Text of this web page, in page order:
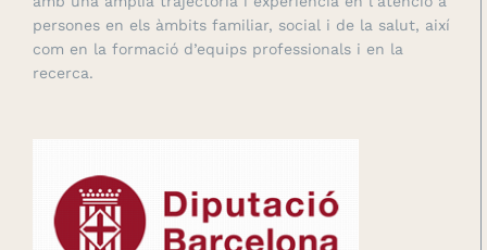
persones en els àmbits familiar, social i de la salut, així
com en la formació d’equips professionals i en la
recerca.